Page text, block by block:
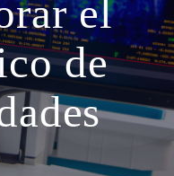
el
de